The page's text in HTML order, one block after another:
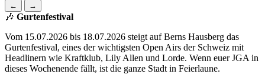
← →
🎶 Gurtenfestival
Vom 15.07.2026 bis 18.07.2026 steigt auf Berns Hausberg das
Gurtenfestival, eines der wichtigsten Open Airs der Schweiz mit
Headlinern wie Kraftklub, Lily Allen und Lorde. Wenn euer JGA in
dieses Wochenende fällt, ist die ganze Stadt in Feierlaune.